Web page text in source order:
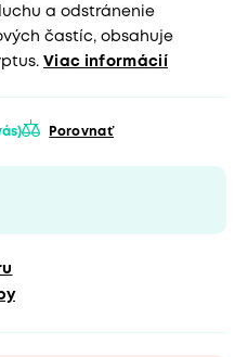
a odstránenie
častíc, obsahuje
Viac informácií
Porovnať